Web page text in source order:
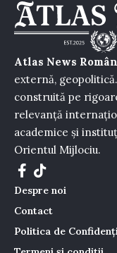
Atlas News
externă,
construită pe
relevanță
academice și
Orientul Mijlociu.
Despre noi
Contact
Politica de